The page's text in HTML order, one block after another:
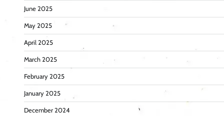
June 2025
May 2025
April 2025
March 2025
February 2025
January 2025
December 2024